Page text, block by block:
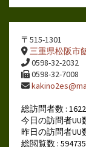
〒515-1301
三重県松阪市
0598-32-2032
0598-32-7008
総訪問者数 :
今日の訪問者UU
昨日の訪問者UU
総閲覧数 : 594735